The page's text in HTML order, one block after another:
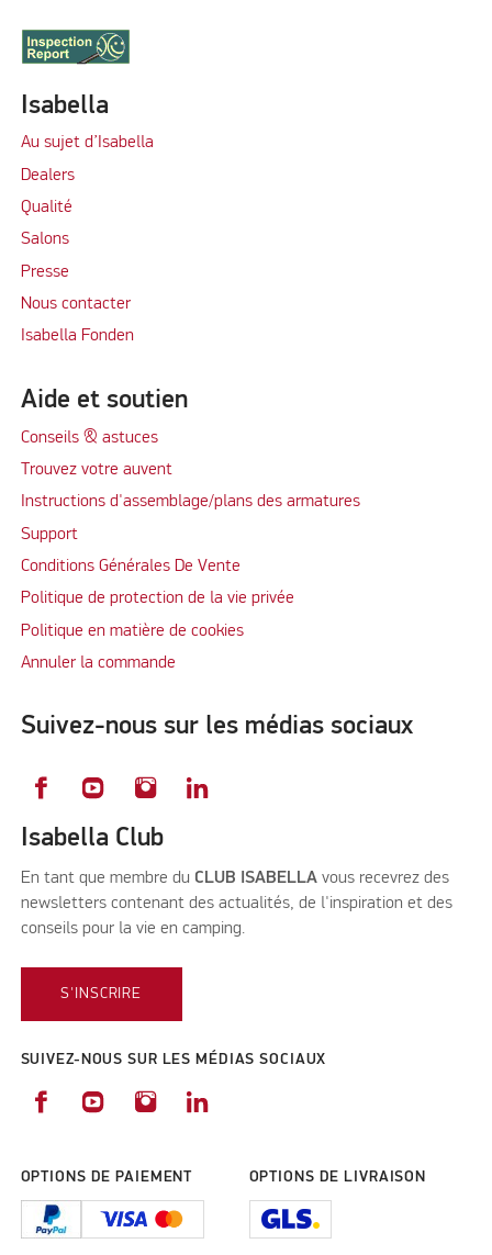
Isabella
Au sujet d’Isabella
Dealers
Qualité
Salons
Presse
Nous contacter
Isabella Fonden
Aide et soutien
Conseils & astuces
Trouvez votre auvent
Instructions d'assemblage/plans des armatures
Support
Conditions Générales De Vente
Politique de protection de la vie privée
Politique en matière de cookies
Annuler la commande
Suivez-nous sur les médias sociaux
Isabella Club
En tant que membre du CLUB ISABELLA vous recevrez des
newsletters contenant des actualités, de l'inspiration et des
conseils pour la vie en camping.
S'INSCRIRE
SUIVEZ-NOUS SUR LES MÉDIAS SOCIAUX
OPTIONS DE PAIEMENT OPTIONS DE LIVRAISON